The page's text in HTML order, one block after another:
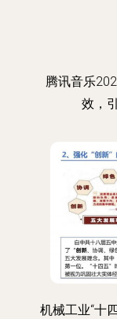
腾讯音乐
效，
机械工业“十